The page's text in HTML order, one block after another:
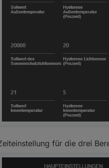
für die drei